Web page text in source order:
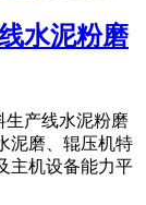
水泥粉磨
生产线水泥粉磨
泥磨、辊压机特
主机设备能力平